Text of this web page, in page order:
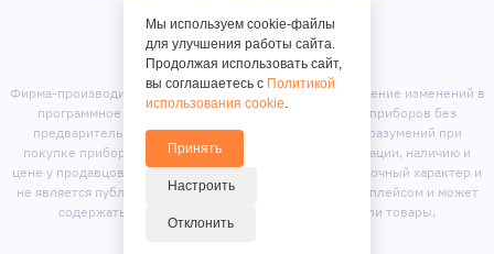
Фирма-производитель оставляет за собой право на внесение изменений в
программное обеспечение, дизайн и комплектацию приборов без
предварительного уведомления. Во избежание недоразумений при
покупке приборов уточняйте информацию о комплектации, наличию и
цене у продавцов. Вся информация на сайте носит справочный характер и
не является публичной офертой. Сайт является маркет-плейсом и может
содержать предложения сторонних продавцов или товары,
отсутствующие на складе магазина.
Мы используем cookie-файлы
для улучшения работы сайта.
Продолжая использовать сайт,
вы соглашаетесь с Политикой
использования cookie.
Принять
Настроить
Отклонить